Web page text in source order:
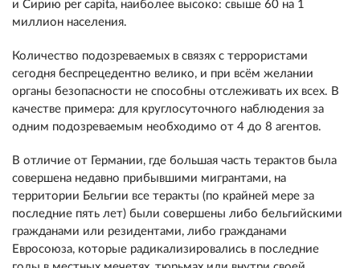
и Сирию per capita, наиболее высоко: свыше 60 на 1
миллион населения.
Количество подозреваемых в связях с террористами
сегодня беспрецедентно велико, и при всём желании
органы безопасности не способны отслеживать их всех. В
качестве примера: для круглосуточного наблюдения за
одним подозреваемым необходимо от 4 до 8 агентов.
В отличие от Германии, где большая часть терактов была
совершена недавно прибывшими мигрантами, на
территории Бельгии все теракты (по крайней мере за
последние пять лет) были совершены либо бельгийскими
гражданами или резидентами, либо гражданами
Евросоюза, которые радикализировались в последние